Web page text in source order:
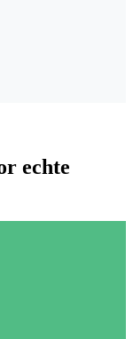
echte